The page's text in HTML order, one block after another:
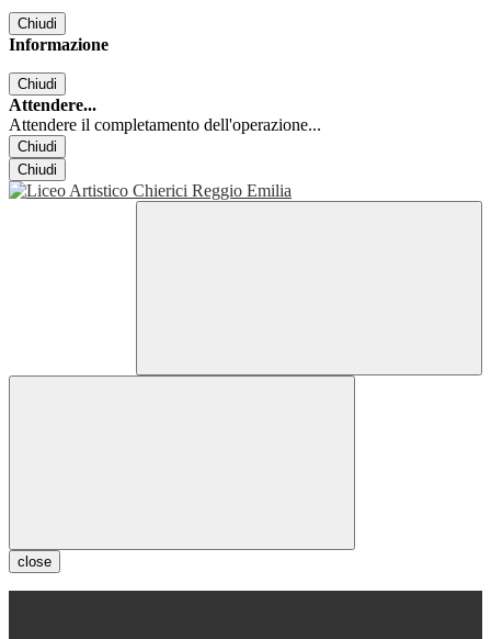
Chiudi
Informazione
Chiudi
Attendere...
Attendere il completamento dell'operazione...
Chiudi
Chiudi
close